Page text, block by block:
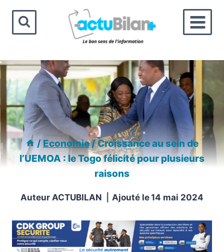
contenu
/Economie/Croissance au sein de
l’UEMOA : le Togo félicité pour plusieurs
raisons
Auteur ACTUBILAN Ajouté le14 mai 2024